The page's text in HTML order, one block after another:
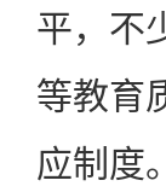
平，不
等教育
应制度。